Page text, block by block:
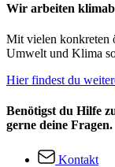
Wir arbeiten
Mit vielen konkreten
Umwelt und Klima
Hier findest du
Benötigst du Hilfe
gerne deine Fragen.
Kontakt